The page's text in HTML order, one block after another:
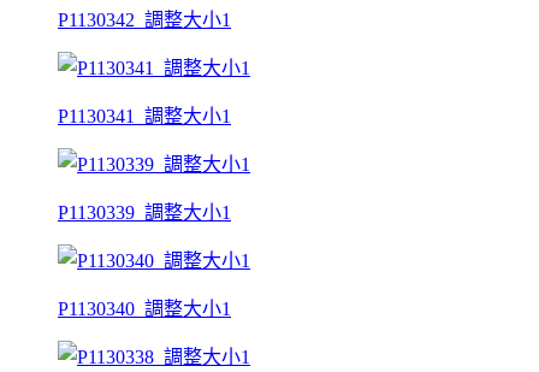
P1130342_調整大小1
P1130341_調整大小1
P1130339_調整大小1
P1130340_調整大小1